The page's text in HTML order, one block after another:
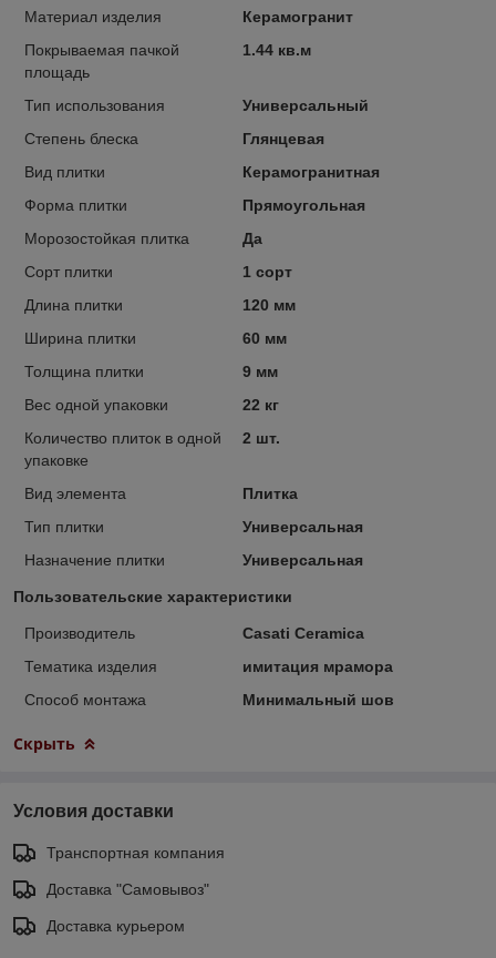
Материал изделия
Керамогранит
Покрываемая пачкой
площадь
1.44 кв.м
Тип использования
Универсальный
Степень блеска
Глянцевая
Вид плитки
Керамогранитная
Форма плитки
Прямоугольная
Морозостойкая плитка
Да
Сорт плитки
1 сорт
Длина плитки
120 мм
Ширина плитки
60 мм
Толщина плитки
9 мм
Вес одной упаковки
22 кг
Количество плиток в одной
упаковке
2 шт.
Вид элемента
Плитка
Тип плитки
Универсальная
Назначение плитки
Универсальная
Пользовательские характеристики
Производитель
Casati Ceramica
Тематика изделия
имитация мрамора
Способ монтажа
Минимальный шов
Скрыть
Условия доставки
Транспортная компания
Доставка "Самовывоз"
Доставка курьером